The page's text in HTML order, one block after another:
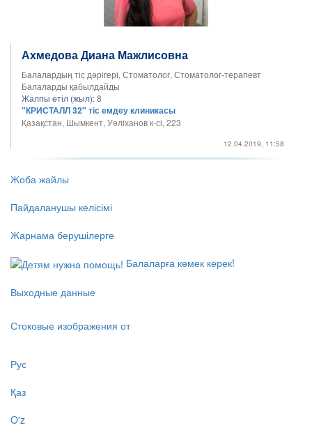
Ахмедова Диана Мажлисовна
Балалардың тіс дәрігері, Стоматолог, Стоматолог-терапевт
Балаларды қабылдайды
Жалпы өтіл (жыл):8
"КРИСТАЛЛ 32" тіс емдеу клиникасы
Қазақстан, Шымкент, Уәліханов к-сі, 223
12.04.2019, 11:58
Жоба жайлы
Пайдаланушы келісімі
Жарнама берушілерге
Балаларға көмек керек!
Выходные данные
Стоковые изображения от
Рус
Қаз
O'z